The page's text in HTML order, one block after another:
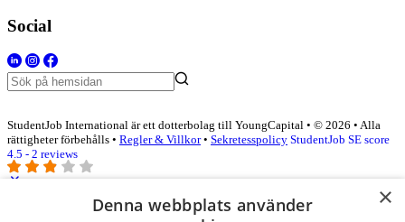
Social
StudentJob International är ett dotterbolag till YoungCapital • © 2026 • Alla
rättigheter förbehålls • Regler & Villkor• Sekretesspolicy StudentJob SE score
4.5 - 2 reviews
Logga in som företag
×
Denna webbplats använder